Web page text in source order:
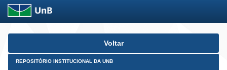
Skip
Voltar
REPOSITÓRIO INSTITUCIONAL DA UNB